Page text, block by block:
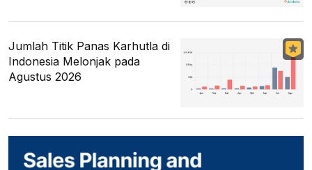
Jumlah Titik Panas Karhutla di
Indonesia Melonjak pada
Agustus 2026